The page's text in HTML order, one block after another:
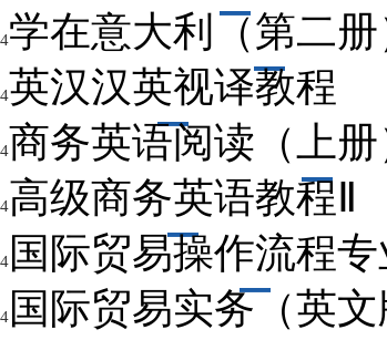
4学在意大利（第二册
4英汉汉英视译教程
4商务英语阅读（上册
4高级商务英语教程Ⅱ
4 国际贸易操作流程
4 国际贸易实务（英文